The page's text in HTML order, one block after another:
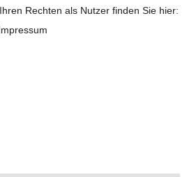
Sie auf unseren Ratgeber Seiten:
Ratgeber.
Rechten als Nutzer finden Sie hier: